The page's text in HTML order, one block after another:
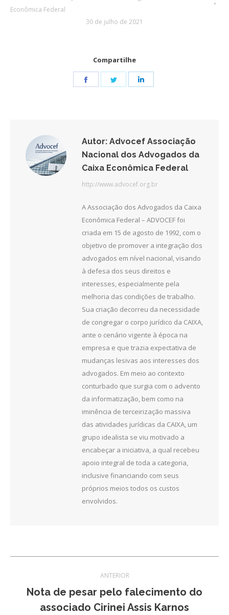
Econômica Federal
30 de julho de 2021
Compartilhe
Share
Share
Autor: Advocef Associação
Nacional dos Advogados da
Caixa Econômica Federal
http://www.advocef.org.br
A Associação dos Advogados da Caixa
Econômica Federal – ADVOCEF foi
criada em 15 de agosto de 1992, com o
objetivo de promover a integração dos
advogados em nível nacional, visando
à defesa dos seus direitos e
interesses, especialmente pela
melhoria das condições de trabalho.
Sua criação decorreu da necessidade
de congregar o corpo jurídico da CAIXA,
ante o cenário vigente à época na
empresa e que trazia expectativa de
mudanças lesivas aos interesses dos
advogados. Em meio ao contexto
conturbado que surgia com o advento
da informatização, bem como na
iminência de terceirização massiva
das atividades jurídicas da CAIXA, um
grupo idealista se viu motivado a
encabeçar a iniciativa, a qual recebeu
apoio integral de toda a categoria,
inclusive financiando com seus
próprios meios todos os custos
envolvidos.
de
ANTERIOR
Post
anterior:
Nota de pesar pelo falecimento do
associado Cirinei Assis Karnos